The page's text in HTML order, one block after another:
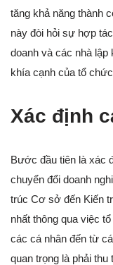
tăng khả năng thành
này đòi hỏi sự hợp
doanh và các nhà lập
khía cạnh của tổ
Xác định
Bước đầu tiên là xác
chuyển đổi doanh
trúc Cơ sở đến Kiến
nhất thông qua việc
các cá nhân đến từ
quan trọng là phải